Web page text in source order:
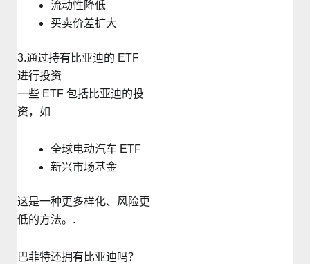
流动性降低
买卖价差扩大
3.通过持有比亚迪的 ETF
进行投资
一些 ETF 包括比亚迪的投
资，如
全球电动汽车 ETF
新兴市场基金
这是一种更多样化、风险更
低的方法。.
巴菲特还拥有比亚迪吗？